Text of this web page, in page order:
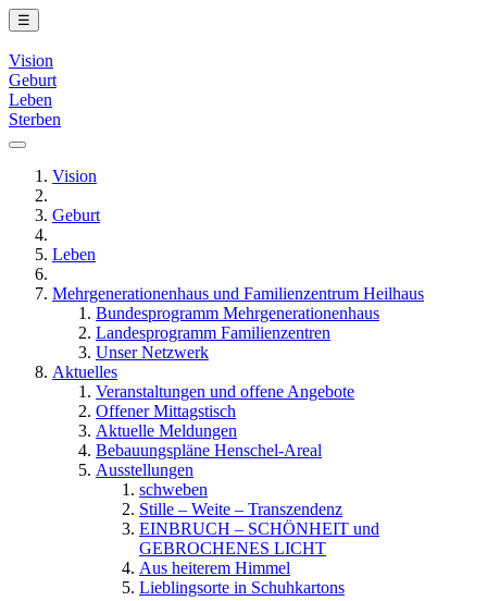
☰
Vision
Geburt
Leben
Sterben
Vision
Geburt
Leben
Mehrgenerationenhaus und Familienzentrum Heilhaus
Bundesprogramm Mehrgenerationenhaus
Landesprogramm Familienzentren
Unser Netzwerk
Aktuelles
Veranstaltungen und offene Angebote
Offener Mittagstisch
Aktuelle Meldungen
Bebauungspläne Henschel-Areal
Ausstellungen
schweben
Stille – Weite – Transzendenz
EINBRUCH – SCHÖNHEIT und
GEBROCHENES LICHT
Aus heiterem Himmel
Lieblingsorte in Schuhkartons